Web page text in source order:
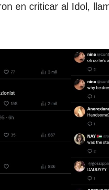
en criticar al Idol,